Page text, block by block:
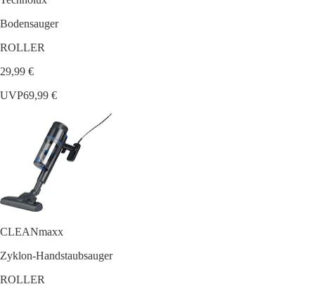
Bodensauger
ROLLER
29,99 €
UVP69,99 €
CLEANmaxx
Zyklon-Handstaubsauger
ROLLER